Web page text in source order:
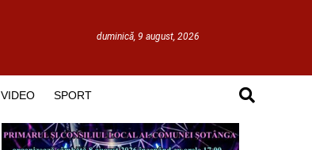
duminică, 9 august, 2026
VIDEO SPORT